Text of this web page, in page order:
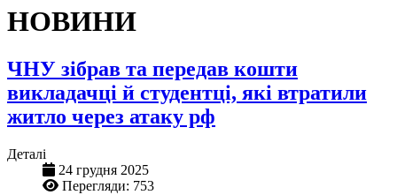
НОВИНИ
ЧНУ зібрав та передав кошти
викладачці й студентці, які втратили
житло через атаку рф
Деталі
24 грудня 2025
Перегляди: 753